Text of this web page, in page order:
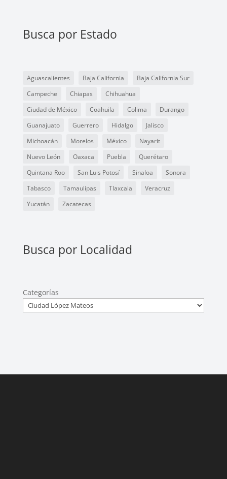
Busca por Estado
Aguascalientes Baja California
Baja California Sur
Campeche
Chiapas
Chihuahua
Ciudad de México
Coahuila Colima
Durango
Guanajuato
Guerrero Hidalgo
Jalisco
Michoacán
Morelos México
Nayarit
Nuevo León
Oaxaca Puebla
Querétaro
Quintana Roo
San Luis Potosí Sinaloa
Sonora
Tabasco
Tamaulipas Tlaxcala
Veracruz
Yucatán
Zacatecas
Busca por Localidad
Categorías